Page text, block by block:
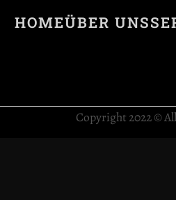
HOMEÜBER UNS
Copyright 2022 ©